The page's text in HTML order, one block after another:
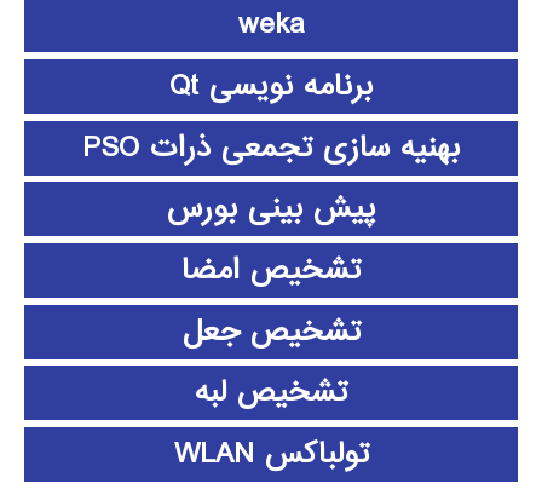
weka
برنامه نویسی Qt
بهنیه سازی تجمعی ذرات PSO
پیش بینی بورس
تشخیص امضا
تشخیص جعل
تشخیص لبه
تولباکس WLAN